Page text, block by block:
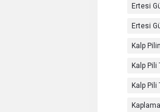
Ertesi
Ertesi
Kalp
Kalp Pili
Kalp Pili